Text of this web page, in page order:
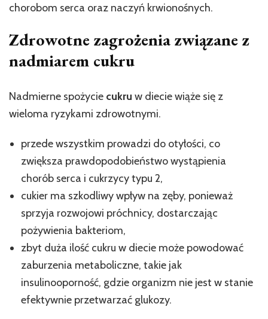
chorobom serca oraz naczyń krwionośnych.
Zdrowotne zagrożenia związane z
nadmiarem cukru
Nadmierne spożycie cukru w diecie wiąże się z
wieloma ryzykami zdrowotnymi.
przede wszystkim prowadzi do otyłości, co
zwiększa prawdopodobieństwo wystąpienia
chorób serca i cukrzycy typu 2,
cukier ma szkodliwy wpływ na zęby, ponieważ
sprzyja rozwojowi próchnicy, dostarczając
pożywienia bakteriom,
zbyt duża ilość cukru w diecie może powodować
zaburzenia metaboliczne, takie jak
insulinooporność, gdzie organizm nie jest w stanie
efektywnie przetwarzać glukozy.